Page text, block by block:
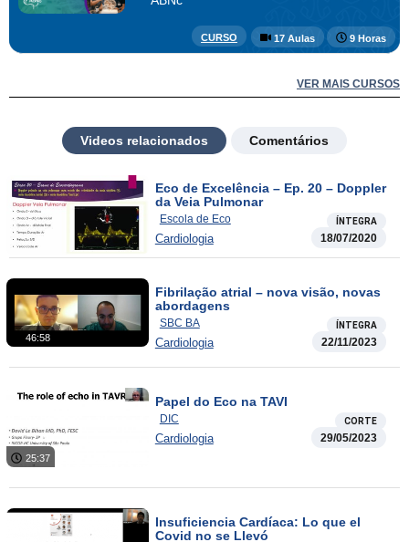
CURSO 17 Aulas 9 Horas
VER MAIS CURSOS
Videos relacionados Comentários
Eco de Excelência – Ep. 20 – Doppler
da Veia Pulmonar
Escola de Eco ÍNTEGRA
Cardiologia 18/07/2020
46:58
Fibrilação atrial – nova visão, novas
abordagens
SBC BA ÍNTEGRA
Cardiologia 22/11/2023
25:37
Papel do Eco na TAVI
DIC CORTE
Cardiologia 29/05/2023
Insuficiencia Cardíaca: Lo que el
Covid no se Llevó